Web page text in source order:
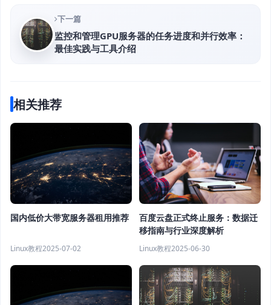
下一篇
监控和管理GPU服务器的任务进度和并行效率：
最佳实践与工具介绍
相关推荐
国内低价大带宽服务器租用推荐
Linux教程2025-07-02
百度云盘正式终止服务：数据迁
移指南与行业深度解析
Linux教程2025-06-30